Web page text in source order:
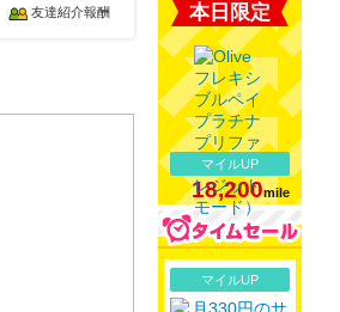
友達紹介報酬 本日限定
マイルUP
18,200mile
マイルUP